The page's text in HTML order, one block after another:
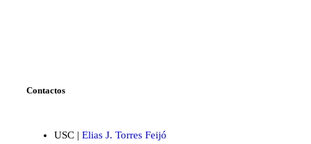
Contactos
USC | Elias J. Torres Feijó